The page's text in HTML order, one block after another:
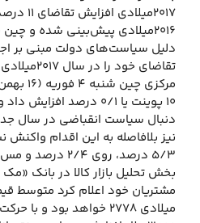
دلیل سیاست‌های دولت مبنی بر
تقاضای خود
۱۰ پوینت یا ۰/۱ درصد
دنبال سیاست انقباضی در سال
نیز بلافاصله به این اقدام
بخش تحلیل بازار کالا در بانک
مشتریان خود اعلام کرد متوسط
میلادی ۲۷۷۸ خواهد بود و